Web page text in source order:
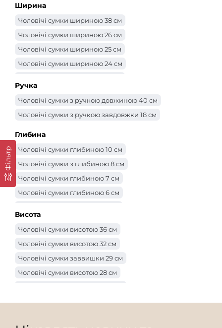
Фільтр
Ширина
Чоловічі сумки шириною 38 см
Чоловічі сумки шириною 26 см
Чоловічі сумки шириною 25 см
Чоловічі сумки шириною 24 см
Чоловічі сумки шириною 21 см
Чоловічі сумки шириною 20 см
Чоловічі сумки шириною 17 см
Чоловічі сумки шириною 16 см
Чоловічі сумки шириною 15 см
Чоловічі сумки шириною 14 см
Ручка
Чоловічі сумки з ручкою довжиною 40 см
Чоловічі сумки з ручкою завдовжки 18 см
Глибина
Чоловічі сумки глибиною 10 см
Чоловічі сумки з глибиною 8 см
Чоловічі сумки глибиною 7 см
Чоловічі сумки глибиною 6 см
Чоловічі сумки глибиною 2 см
Висота
Чоловічі сумки висотою 36 см
Чоловічі сумки висотою 32 см
Чоловічі сумки заввишки 29 см
Чоловічі сумки висотою 28 см
Чоловічі сумки висотою 25 см